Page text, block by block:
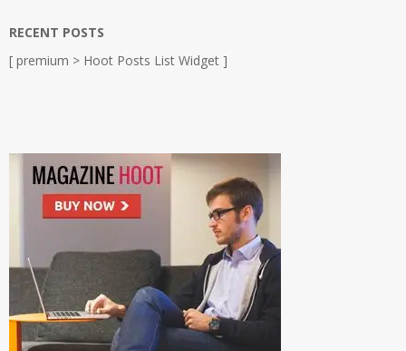
RECENT POSTS
[ premium > Hoot Posts List Widget ]